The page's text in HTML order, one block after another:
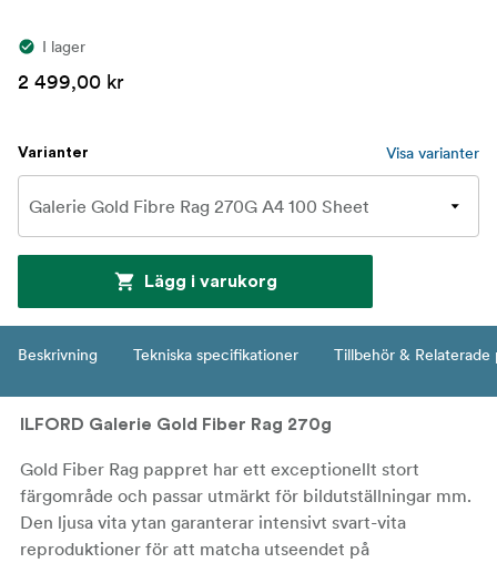
I lager
2 499,00 kr
Varianter Visa varianter
Lägg i varukorg
Beskrivning Tekniska specifikationer Tillbehör & Relaterade
ILFORD Galerie Gold Fiber Rag 270g
Gold Fiber Rag pappret har ett exceptionellt stort
färgområde och passar utmärkt för bildutställningar mm.
Den ljusa vita ytan garanterar intensivt svart-vita
reproduktioner för att matcha utseendet på